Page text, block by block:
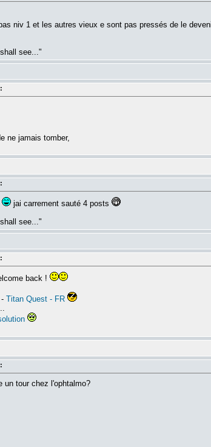
niv 1 et les autres vieux e sont pas pressés de le
see..."
ne jamais tomber,
jai carrement sauté 4 posts
see..."
back !
Titan Quest - FR
un tour chez l'ophtalmo?